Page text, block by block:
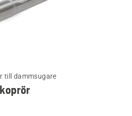
till dammsugare